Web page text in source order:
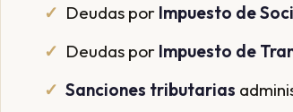
Deudas por Impuesto de
Deudas por Impuesto de
Sanciones tributarias